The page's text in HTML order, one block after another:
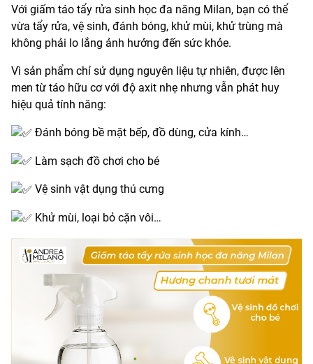
Với giấm táo tẩy rửa sinh học đa năng Milan, bạn có thể
vừa tẩy rửa, vệ sinh, đánh bóng, khử mùi, khử trùng mà
không phải lo lắng ảnh hưởng đến sức khỏe.
Vì sản phẩm chỉ sử dụng nguyên liệu tự nhiên, được lên
men từ táo hữu cơ với độ axit nhẹ nhưng vẫn phát huy
hiệu quả tính năng:
Đánh bóng bề mặt bếp, đồ dùng, cửa kính…
Làm sạch đồ chơi cho bé
Vệ sinh vật dụng thú cưng
Khử mùi, loại bỏ cặn vôi…